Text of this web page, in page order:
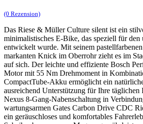
(0 Rezension)
Das Riese & Müller Culture silent ist ein
minimalistisches E-Bike, das speziell für den
entwickelt wurde. Mit seinem
markanten Knick im Oberrohr zieht es im
auf sich. Der leichte und effiziente Bosch
Motor mit 55 Nm Drehmoment in
CompactTube-Akku ermöglicht ein
ausreichend Unterstützung für Ihre täglichen
Nexus 8-Gang-Nabenschaltung in
wartungsarmen Gates Carbon Drive CDC
ein geräuschloses und komfortables